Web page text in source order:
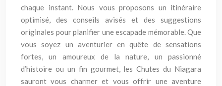
chaque instant. Nous vous proposons un itinéraire
optimisé, des conseils avisés et des suggestions
originales pour planifier une escapade mémorable. Que
vous soyez un aventurier en quête de sensations
fortes, un amoureux de la nature, un passionné
d’histoire ou un fin gourmet, les Chutes du Niagara
sauront vous charmer et vous offrir une aventure